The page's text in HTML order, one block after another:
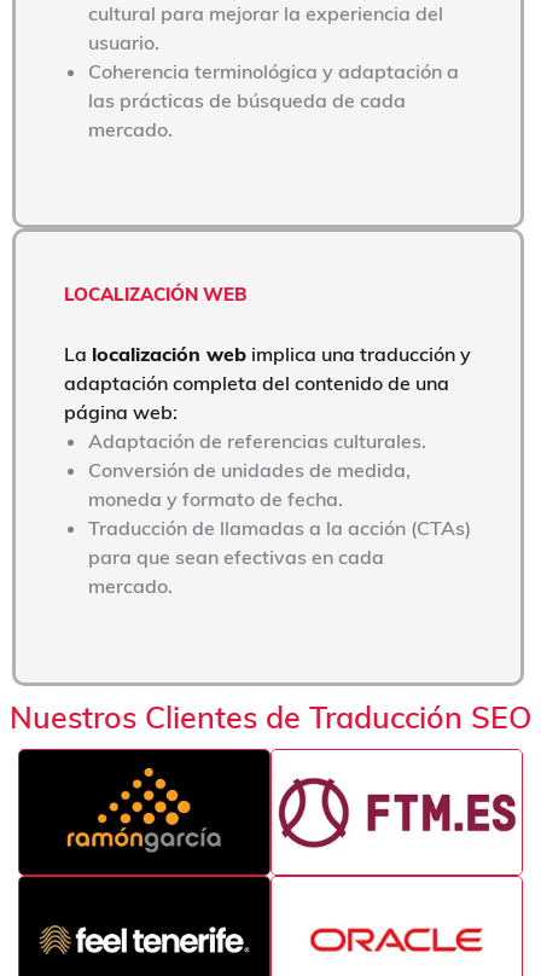
cultural para mejorar la experiencia del
usuario.
Coherencia terminológica y adaptación a
las prácticas de búsqueda de cada
mercado.
LOCALIZACIÓN WEB
La localización web implica una traducción y
adaptación completa del contenido de una
página web:
Adaptación de referencias culturales.
Conversión de unidades de medida,
moneda y formato de fecha.
Traducción de llamadas a la acción (CTAs)
para que sean efectivas en cada
mercado.
Nuestros Clientes de Traducción SEO